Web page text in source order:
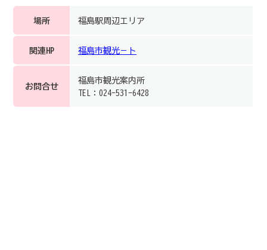
場所 福島駅周辺エリア
関連HP 福島市観光－ト
お問合せ
福島市観光案内所
TEL：024-531-6428